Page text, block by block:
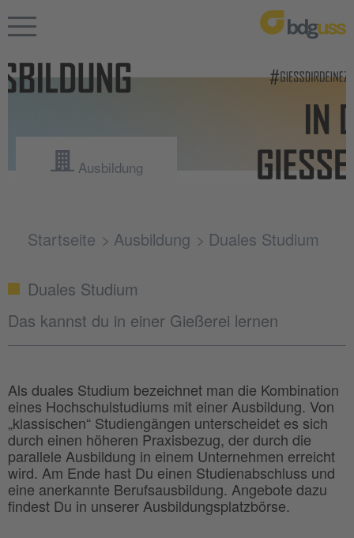
Ausbildung
Startseite Ausbildung Duales Studium
Duales Studium
Das kannst du in einer Gießerei lernen
Als duales Studium bezeichnet man die Kombination
eines Hochschulstudiums mit einer Ausbildung. Von
„klassischen“ Studiengängen unterscheidet es sich
durch einen höheren Praxisbezug, der durch die
parallele Ausbildung in einem Unternehmen erreicht
wird. Am Ende hast Du einen Studienabschluss und
eine anerkannte Berufsausbildung. Angebote dazu
findest Du in unserer Ausbildungsplatzbörse.